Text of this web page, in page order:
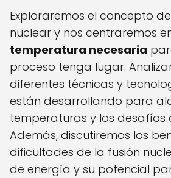
Exploraremos el concepto
nuclear y nos centraremos
temperatura necesaria
proceso tenga lugar.
diferentes técnicas y
están desarrollando para
temperaturas y los desafíos
Además, discutiremos los
dificultades de la fusión
de energía y su potencial